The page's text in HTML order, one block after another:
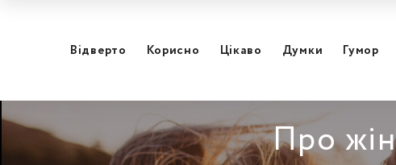
Відвертo Корисно Цікаво Думки Гумор
Про